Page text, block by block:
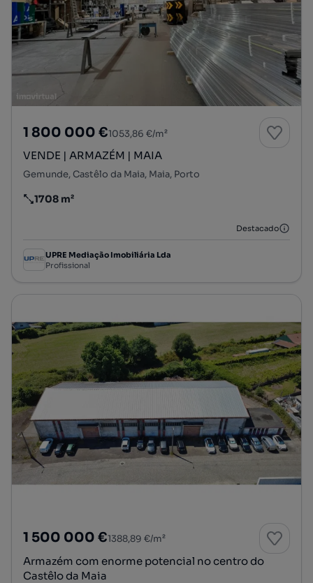
1 800 000 €1053,86 €/m²
VENDE | ARMAZÉM | MAIA
Gemunde, Castêlo da Maia, Maia, Porto
Preço por metro quadrado
1708 m²
Destacado
UPRE Mediação Imobiliária Lda
Profissional
1 500 000 €1388,89 €/m²
Armazém com enorme potencial no centro do
Castêlo da Maia